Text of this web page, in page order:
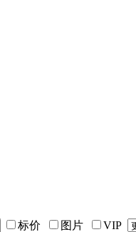
标价 图片 VIP